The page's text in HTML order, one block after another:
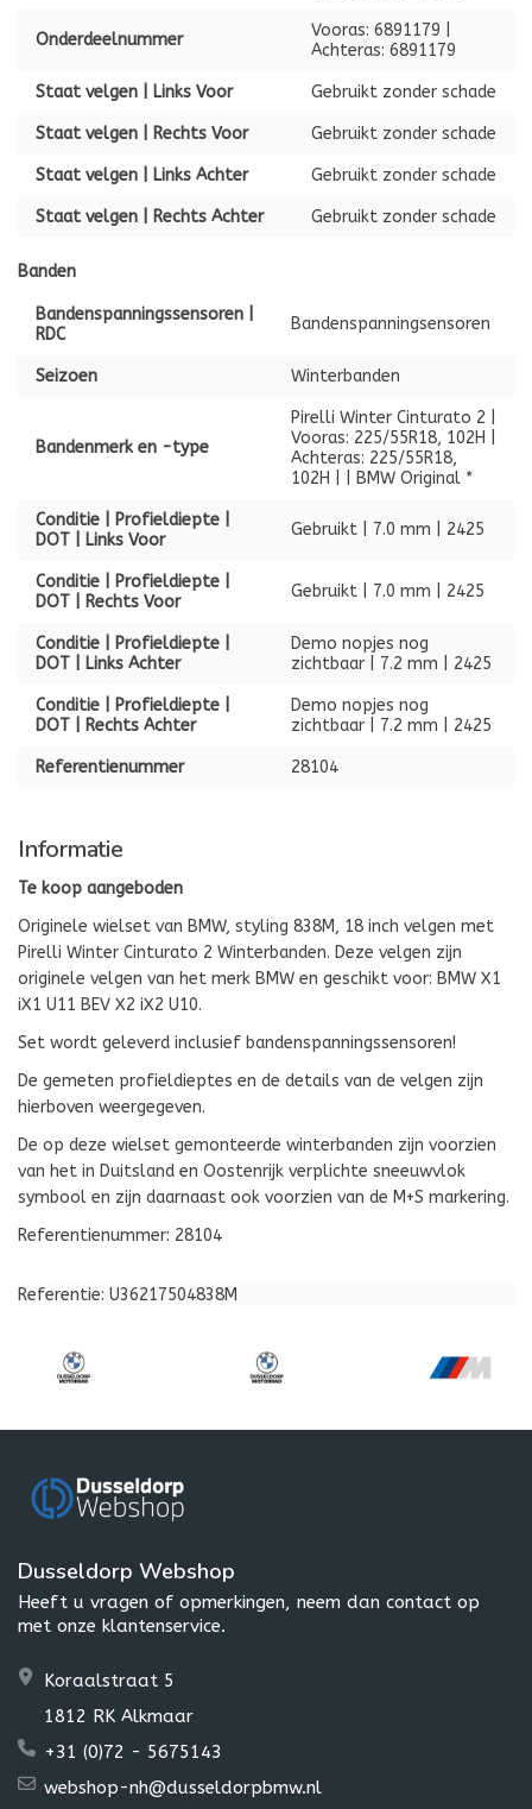
Onderdeelnummer
Vooras: 6891179 |
Achteras: 6891179
Staat velgen | Links Voor Gebruikt zonder schade
Staat velgen | Rechts Voor Gebruikt zonder schade
Staat velgen | Links Achter Gebruikt zonder schade
Staat velgen | Rechts Achter Gebruikt zonder schade
Banden
Bandenspanningssensoren |
RDC
Bandenspanningsensoren
Seizoen Winterbanden
Bandenmerk en -type
Pirelli Winter Cinturato 2 |
Vooras: 225/55R18, 102H |
Achteras: 225/55R18,
102H | | BMW Original *
Conditie | Profieldiepte |
DOT | Links Voor
Gebruikt | 7.0 mm | 2425
Conditie | Profieldiepte |
DOT | Rechts Voor
Gebruikt | 7.0 mm | 2425
Conditie | Profieldiepte |
DOT | Links Achter
Demo nopjes nog
zichtbaar | 7.2 mm | 2425
Conditie | Profieldiepte |
DOT | Rechts Achter
Demo nopjes nog
zichtbaar | 7.2 mm | 2425
Referentienummer 28104
Informatie
Te koop aangeboden
Originele wielset van BMW, styling 838M, 18 inch velgen met
Pirelli Winter Cinturato 2 Winterbanden. Deze velgen zijn
originele velgen van het merk BMW en geschikt voor: BMW X1
iX1 U11 BEV X2 iX2 U10.
Set wordt geleverd inclusief bandenspanningssensoren!
De gemeten profieldieptes en de details van de velgen zijn
hierboven weergegeven.
De op deze wielset gemonteerde winterbanden zijn voorzien
van het in Duitsland en Oostenrijk verplichte sneeuwvlok
symbool en zijn daarnaast ook voorzien van de M+S markering.
Referentienummer: 28104
Referentie: U36217504838M
Dusseldorp Webshop
Heeft u vragen of opmerkingen, neem dan contact op
met onze klantenservice.
Koraalstraat 5
1812 RK Alkmaar
+31 (0)72 - 5675143
webshop-nh@dusseldorpbmw.nl